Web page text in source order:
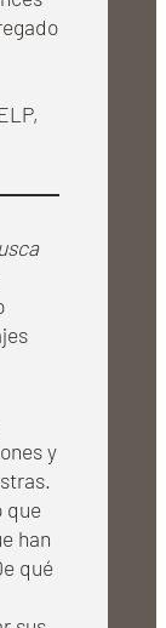
y
que
han
qué